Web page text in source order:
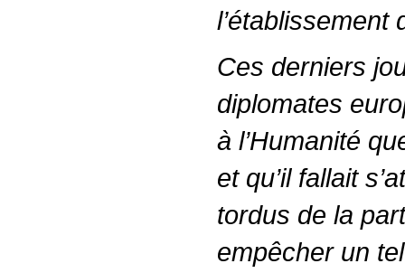
l’établissement
Ces derniers
diplomates
à l’Humanité
et qu’il fallait
tordus de la
empêcher un